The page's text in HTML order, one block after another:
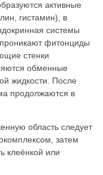
активные
гистамин), в
системы
проникают фитонциды
стенки
обменные
жидкости. После
продолжаются в
область следует
затем
клеёнкой или